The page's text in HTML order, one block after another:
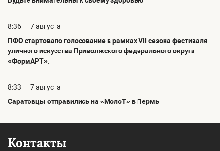
8:36
7 августа
ПФО стартовало голосование в рамках VII сезона фестиваля
уличного искусства Приволжского федерального округа
«ФормАРТ».
8:33
7 августа
Саратовцы отправились на «МолоТ» в Пермь
Контакты